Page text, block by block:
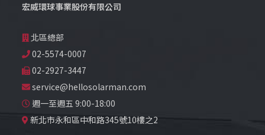
宏威環球事業股份有限公司
北區總部
02-5574-0007
02-2927-3447
service@hellosolarman.com
週一至週五 9:00-18:00
新北市永和區中和路345號10樓之2